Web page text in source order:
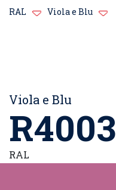
RAL Viola e Blu
Viola e Blu
R4003
RAL